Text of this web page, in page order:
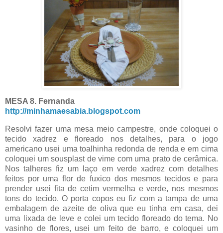
MESA 8. Fernanda
http://minhamaesabia.blogspot.com
Resolvi fazer uma mesa meio campestre, onde coloquei o
tecido xadrez e floreado nos detalhes, para o jogo
americano usei uma toalhinha redonda de renda e em cima
coloquei um sousplast de vime com uma prato de cerâmica.
Nos talheres fiz um laço em verde xadrez com detalhes
feitos por uma flor de fuxico dos mesmos tecidos e para
prender usei fita de cetim vermelha e verde, nos mesmos
tons do tecido. O porta copos eu fiz com a tampa de uma
embalagem de azeite de oliva que eu tinha em casa, dei
uma lixada de leve e colei um tecido floreado do tema. No
vasinho de flores, usei um feito de barro, e coloquei um